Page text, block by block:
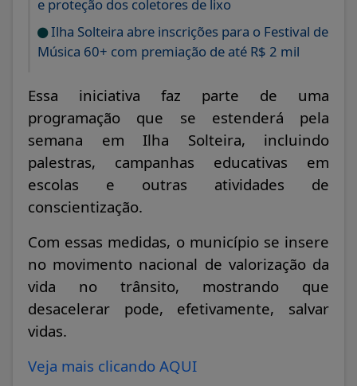
e proteção dos coletores de lixo
Ilha Solteira abre inscrições para o Festival de
Música 60+ com premiação de até R$ 2 mil
Essa iniciativa faz parte de uma
programação que se estenderá pela
semana em Ilha Solteira, incluindo
palestras, campanhas educativas em
escolas e outras atividades de
conscientização.
Com essas medidas, o município se insere
no movimento nacional de valorização da
vida no trânsito, mostrando que
desacelerar pode, efetivamente, salvar
vidas.
Veja mais clicando AQUI